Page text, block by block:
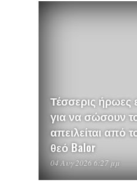
Τέσσερις ήρωες
για να σώσουν
απειλείται από
θεό Balor
04 Αυγ 2026 6:27 μμ